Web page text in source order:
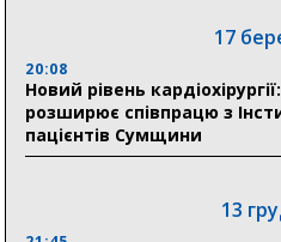
У Сумах завершили
атак: Ніколаєнко підбив
наслідків
17
20:08
Новий рівень
розширює співпрацю з
пацієнтів Сумщини
13